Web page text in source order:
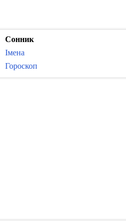
Сонник
Імена
Гороскоп